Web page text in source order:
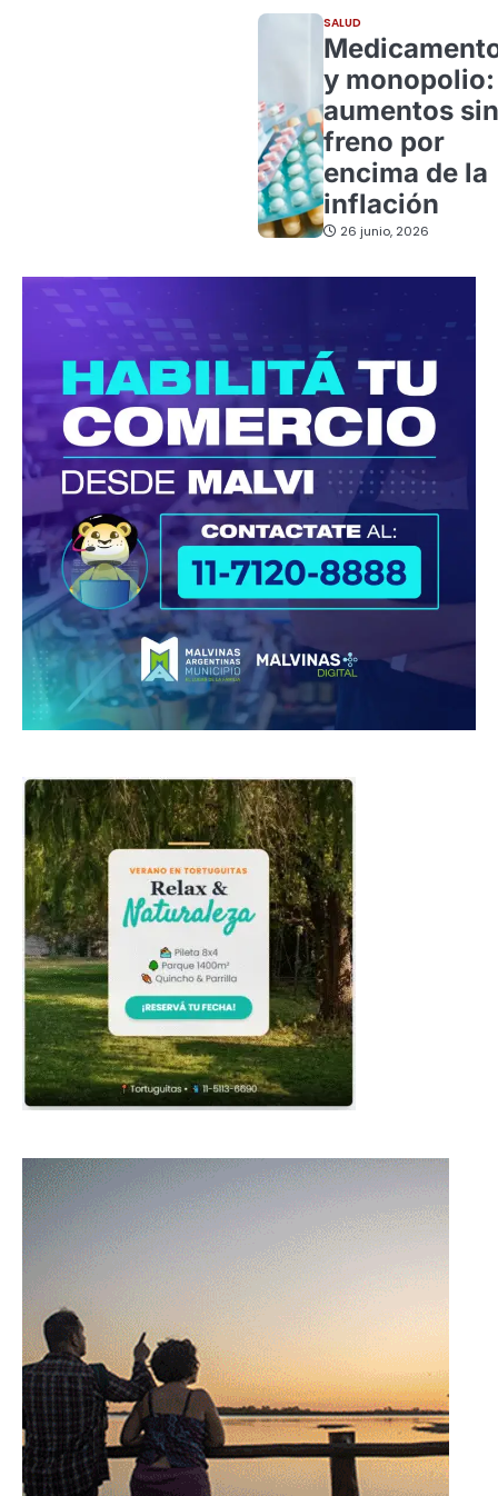
SALUD
y monopolio:
aumentos sin
freno por
encima de la
inflación
26 junio, 2026